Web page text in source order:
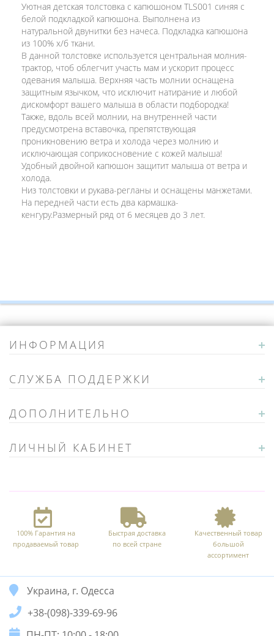
Уютная детская толстовка с капюшоном TLS001 синяя с
белой подкладкой капюшона. Выполнена из
натуральной двунитки без начеса. Подкладка капюшона
из 100% х/б ткани.
В данной толстовке используется центральная молния-
трактор, чтоб облегчит участь мам и ускорит процесс
одевания малыша. Верхняя часть молнии оснащена
защитным язычком, что исключит натирание и любой
дискомфорт вашего малыша в области подбородка!
Также, вдоль всей молнии, на внутренней части
предусмотрена вставочка, препятствующая
проникновению ветра и холода через молнию и
исключающая соприкосновение с кожей малыша!
Удобный двойной капюшон защитит малыша от ветра и
холода.
Низ толстовки и рукава-регланы и оснащены манжетами.
На передней части есть два кармашка-
кенгуру.Размерный ряд от 6 месяцев до 3 лет.
ИНФОРМАЦИЯ
СЛУЖБА ПОДДЕРЖКИ
ДОПОЛНИТЕЛЬНО
ЛИЧНЫЙ КАБИНЕТ
100% Гарантия на
продаваемый товар
Быстрая доставка
по всей стране
Качественный товар
большой
ассортимент
Украина, г. Одесса
+38-(098)-339-69-96